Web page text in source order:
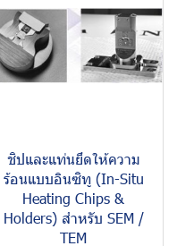
ชิปและแท่นยึดให้ความ
ร้อนแบบอินซิทู (In-Situ
Heating Chips &
Holders) สำหรับ SEM /
TEM